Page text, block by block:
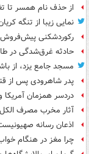
از حذف نام همسر تا
نمایی زیبا از تنگه
رکوردشکنی
حادثه غرق‌شدگی در طاقانک ۲
مسجد جامع یزد، از
پدر شاهرودی پس از
دردسر همزمان
آثار مخرب مصرف الکل
اذعان رسانه
چرا مغز در هنگام